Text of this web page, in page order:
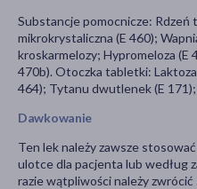
Substancje pomocnicze: Rdzeń
mikrokrystaliczna (E 460);
kroskarmelozy; Hypromeloza (E
470b). Otoczka tabletki:
464); Tytanu dwutlenek (E
Dawkowanie
Ten lek należy zawsze
ulotce dla pacjenta lub według
razie wątpliwości należy